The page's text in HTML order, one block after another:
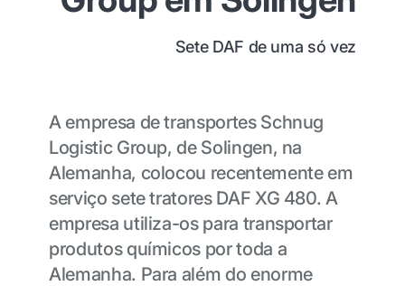
Sete DAF de uma só vez
A empresa de transportes Schnug
Logistic Group, de Solingen, na
Alemanha, colocou recentemente em
serviço sete tratores DAF XG 480. A
empresa utiliza-os para transportar
produtos químicos por toda a
Alemanha. Para além do enorme